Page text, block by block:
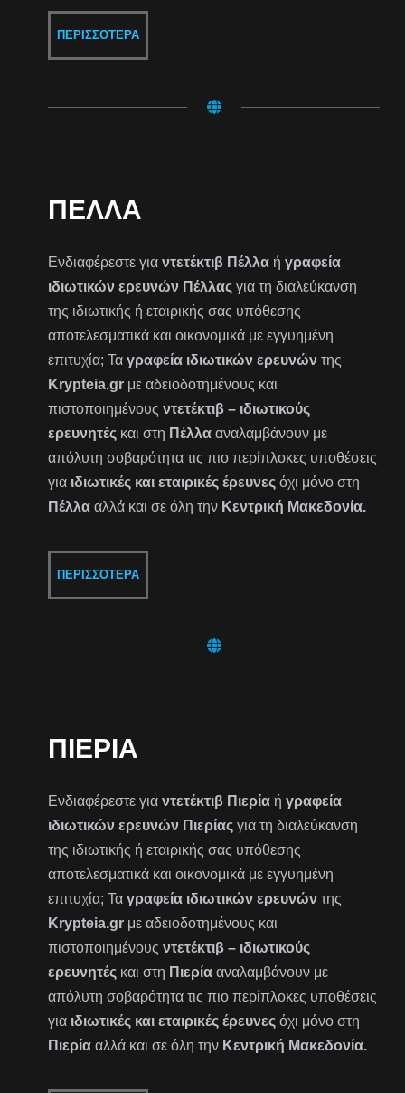
ΠΕΡΙΣΣΌΤΕΡΑ
ΠΈΛΛΑ
Ενδιαφέρεστε γιαντετέκτιβ Πέλλα ήγραφεία
ιδιωτικών ερευνών Πέλλας για τη διαλεύκανση
της ιδιωτικής ή εταιρικής σας υπόθεσης
αποτελεσματικά και οικονομικά με εγγυημένη
επιτυχία; Ταγραφεία ιδιωτικών ερευνών της
Krypteia.gr με αδειοδοτημένους και
πιστοποιημένουςντετέκτιβ – ιδιωτικούς
ερευνητές και στη Πέλλα αναλαμβάνουν με
απόλυτη σοβαρότητα τις πιο περίπλοκες υποθέσεις
για ιδιωτικές και εταιρικές έρευνες όχι μόνο στη
Πέλλα αλλά και σε όλη την Κεντρική Μακεδονία.
ΠΕΡΙΣΣΌΤΕΡΑ
ΠΙΕΡΊΑ
Ενδιαφέρεστε γιαντετέκτιβ Πιερία ήγραφεία
ιδιωτικών ερευνών Πιερίας για τη διαλεύκανση
της ιδιωτικής ή εταιρικής σας υπόθεσης
αποτελεσματικά και οικονομικά με εγγυημένη
επιτυχία; Ταγραφεία ιδιωτικών ερευνών της
Krypteia.gr με αδειοδοτημένους και
πιστοποιημένουςντετέκτιβ – ιδιωτικούς
ερευνητές και στη Πιερία αναλαμβάνουν με
απόλυτη σοβαρότητα τις πιο περίπλοκες υποθέσεις
για ιδιωτικές και εταιρικές έρευνες όχι μόνο στη
Πιερία αλλά και σε όλη την Κεντρική Μακεδονία.